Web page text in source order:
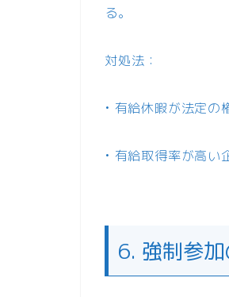
る。
対処法：
• 有給休暇が法定の
• 有給取得率が高い
6. 強制参